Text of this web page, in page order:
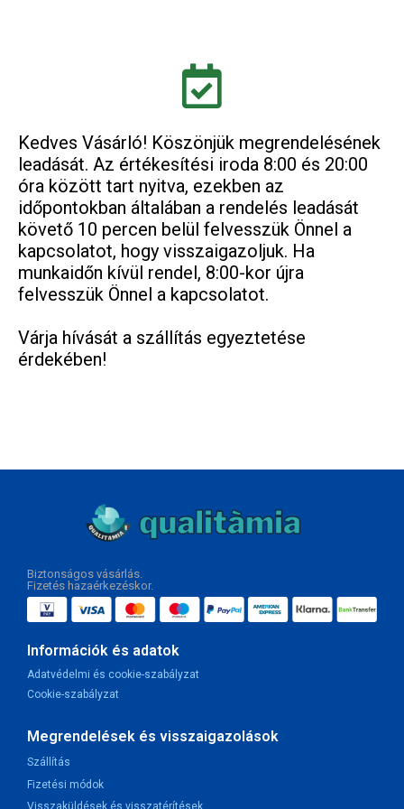
Kedves Vásárló! Köszönjük megrendelésének
leadását. Az értékesítési iroda 8:00 és 20:00
óra között tart nyitva, ezekben az
időpontokban általában a rendelés leadását
követő 10 percen belül felvesszük Önnel a
kapcsolatot, hogy visszaigazoljuk. Ha
munkaidőn kívül rendel, 8:00-kor újra
felvesszük Önnel a kapcsolatot.
Várja hívását a szállítás egyeztetése
érdekében!
Biztonságos vásárlás.
Fizetés hazaérkezéskor.
Információk és adatok
Adatvédelmi és cookie-szabályzat
Cookie-szabályzat
Megrendelések és visszaigazolások
Szállítás
Fizetési módok
Visszaküldések és visszatérítések